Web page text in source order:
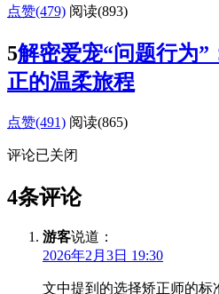
点赞(479) 阅读(893)
5解密爱宠“问题行为”
正的温柔旅程
点赞(491) 阅读(865)
评论已关闭
4条评论
游客说道：
2026年2月3日 19:30
文中提到的选择矫正师的